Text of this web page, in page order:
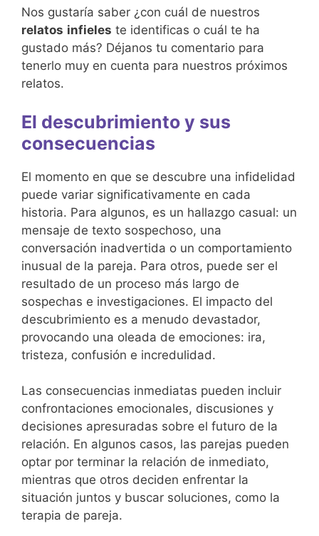
Nos gustaría saber ¿con cuál de nuestros
relatos infieles te identificas o cuál te ha
gustado más? Déjanos tu comentario para
tenerlo muy en cuenta para nuestros próximos
relatos.
El descubrimiento y sus
consecuencias
El momento en que se descubre una infidelidad
puede variar significativamente en cada
historia. Para algunos, es un hallazgo casual: un
mensaje de texto sospechoso, una
conversación inadvertida o un comportamiento
inusual de la pareja. Para otros, puede ser el
resultado de un proceso más largo de
sospechas e investigaciones. El impacto del
descubrimiento es a menudo devastador,
provocando una oleada de emociones: ira,
tristeza, confusión e incredulidad.
Las consecuencias inmediatas pueden incluir
confrontaciones emocionales, discusiones y
decisiones apresuradas sobre el futuro de la
relación. En algunos casos, las parejas pueden
optar por terminar la relación de inmediato,
mientras que otros deciden enfrentar la
situación juntos y buscar soluciones, como la
terapia de pareja.